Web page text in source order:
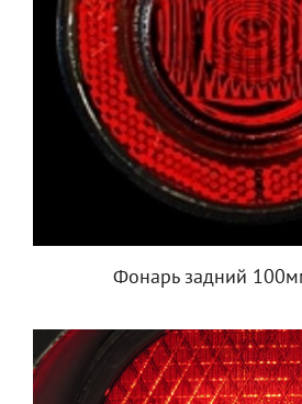
Фонарь задний